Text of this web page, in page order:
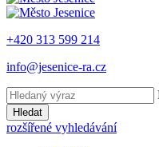
+420 313 599 214
info@jesenice-ra.cz
Hledat
rozšířené vyhledávání